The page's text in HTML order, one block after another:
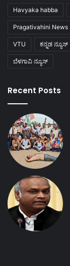
Havyaka habba
Pragativahini News
VTU ಕನ್ನಡ ನ್ಯೂಸ್
ಬೆಳಗಾವಿ ನ್ಯೂಸ್
Recent Posts